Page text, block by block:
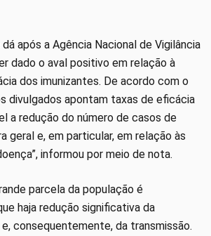
após a Agência Nacional de Vigilância
dado o aval positivo em relação à
dos imunizantes. De acordo com o
divulgados apontam taxas de eficácia
a redução do número de casos de
geral e, em particular, em relação às
informou por meio de nota.
parcela da população é
haja redução significativa da
consequentemente, da transmissão.